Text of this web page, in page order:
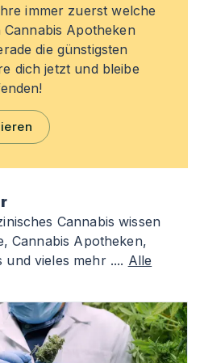
immer zuerst welche
Apotheken
die günstigsten
dich jetzt und bleibe
Cannabis wissen
Cannabis Apotheken,
und vieles mehr .... Alle